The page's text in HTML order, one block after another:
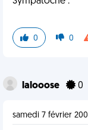
0 0
lalooose 0
samedi 7 février